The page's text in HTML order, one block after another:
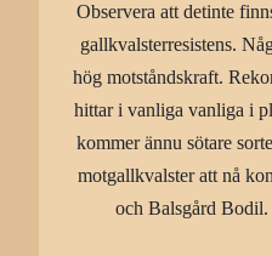
Observera att detinte
gallkvalsterresistens.
hög motståndskraft.
hittar i vanliga vanliga i
kommer ännu sötare
motgallkvalster att nå
och Balsgård